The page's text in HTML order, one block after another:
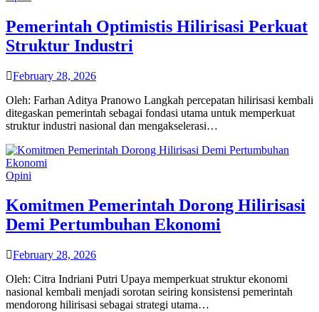
Pemerintah Optimistis Hilirisasi Perkuat
Struktur Industri
February 28, 2026
Oleh: Farhan Aditya Pranowo Langkah percepatan hilirisasi kembali
ditegaskan pemerintah sebagai fondasi utama untuk memperkuat
struktur industri nasional dan mengakselerasi…
Opini
Komitmen Pemerintah Dorong Hilirisasi
Demi Pertumbuhan Ekonomi
February 28, 2026
Oleh: Citra Indriani Putri Upaya memperkuat struktur ekonomi
nasional kembali menjadi sorotan seiring konsistensi pemerintah
mendorong hilirisasi sebagai strategi utama…